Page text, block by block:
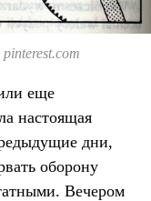
еще
настоящая
дни,
оборону
Вечером